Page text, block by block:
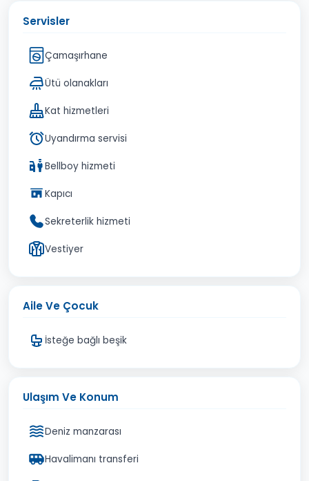
Servisler
Çamaşırhane
Ütü olanakları
Kat hizmetleri
Uyandırma servisi
Bellboy hizmeti
Kapıcı
Sekreterlik hizmeti
Vestiyer
Aile Ve Çocuk
İsteğe bağlı beşik
Ulaşım Ve Konum
Deniz manzarası
Havalimanı transferi